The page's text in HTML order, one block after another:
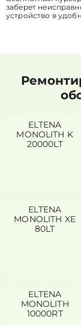
заберет
устройство в
ELTENA
MONOLITH K
20000LT
ELTENA
MONOLITH XE
80LT
ELTENA
MONOLITH
10000RT